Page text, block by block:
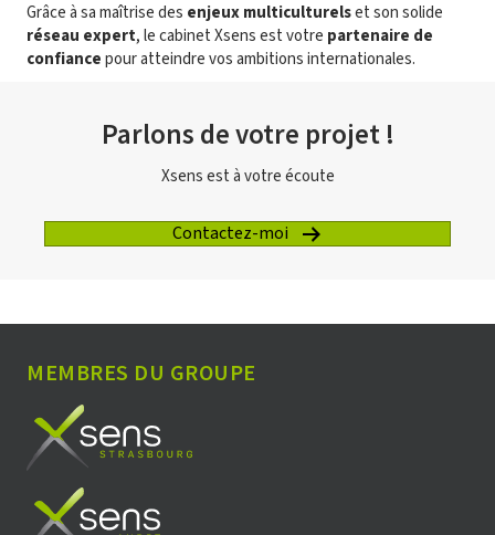
Grâce à sa maîtrise des enjeux multiculturelset son solide
réseau expert, le cabinet Xsens est votre partenaire de
confiancepour atteindre vos ambitions internationales.
Parlons de votre projet !
Xsens est à votre écoute
Contactez-moi
MEMBRES DU GROUPE